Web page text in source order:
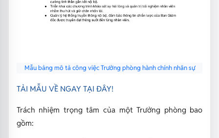
Mẫu bảng mô tả công việc Trưởng phòng hành chính nhân sự
TẢI MẪU VỀ NGAY TẠI ĐÂY!
Trách nhiệm trọng tâm của một Trưởng phòng bao
gồm: